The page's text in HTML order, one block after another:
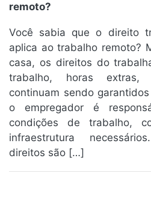
remoto?
Você sabia que o direito
aplica ao trabalho remoto?
casa, os direitos do
trabalho, horas
continuam sendo
o empregador é
condições de trabalho,
infraestrutura
direitos são […]